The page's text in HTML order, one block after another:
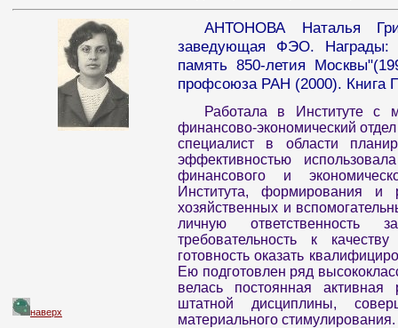
АНТОНОВА Наталья
заведующая ФЭО. Награды:
память 850-летия
профсоюза РАН (2000). Книга
Работала в Институте с
финансово-экономический
специалист в области
эффективностью
финансового и
Института, формирования и
хозяйственных и
личную ответственность
требовательность к
готовность оказать
Ею подготовлен ряд
велась постоянная
штатной дисциплины,
материального стимулирования.
наверх